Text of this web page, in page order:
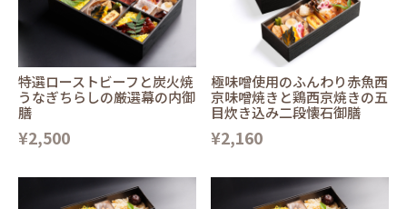
特選ローストビーフと炭火焼
うなぎちらしの厳選幕の内御
膳
¥2,500
極味噌使用のふんわり赤魚西
京味噌焼きと鶏西京焼きの五
目炊き込み二段懐石御膳
¥2,160